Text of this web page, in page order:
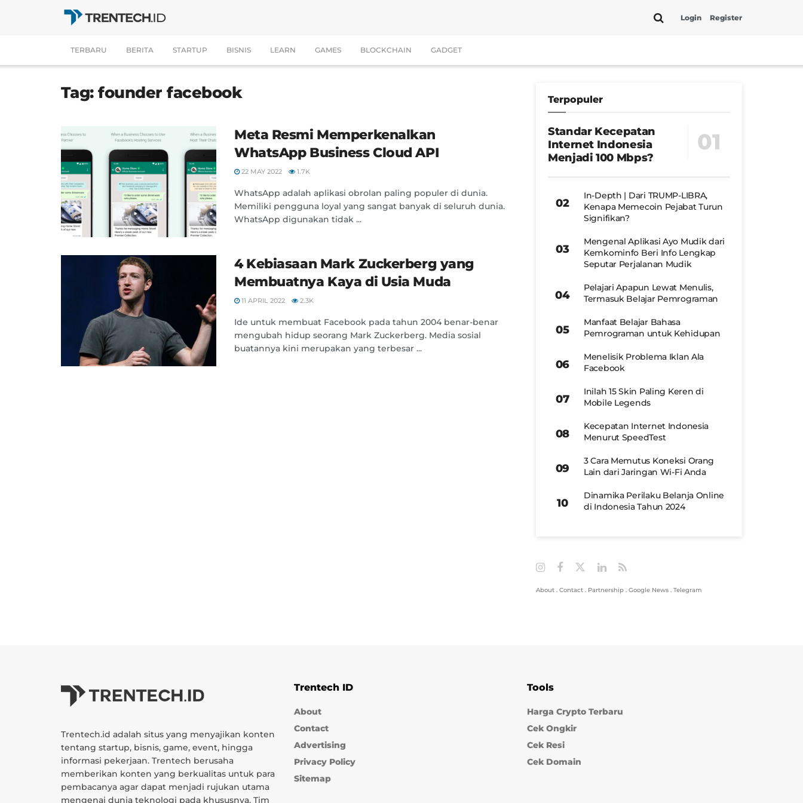
Login Register
TERBARU BERITA STARTUP BISNIS LEARN GAMES BLOCKCHAIN GADGET
Tag:founder facebook
Meta Resmi Memperkenalkan
WhatsApp Business Cloud API
22 MAY 2022 1.7K
WhatsApp adalah aplikasi obrolan paling populer di dunia.
Memiliki pengguna loyal yang sangat banyak di seluruh dunia.
WhatsApp digunakan tidak ...
4 Kebiasaan Mark Zuckerberg yang
Membuatnya Kaya di Usia Muda
11 APRIL 2022 2.3K
Ide untuk membuat Facebook pada tahun 2004 benar-benar
mengubah hidup seorang Mark Zuckerberg. Media sosial
buatannya kini merupakan yang terbesar ...
Terpopuler
Standar Kecepatan
Internet Indonesia
Menjadi 100 Mbps?
In-Depth | Dari TRUMP-LIBRA,
Kenapa Memecoin Pejabat Turun
Signifikan?
Mengenal Aplikasi Ayo Mudik dari
Kemkominfo Beri Info Lengkap
Seputar Perjalanan Mudik
Pelajari Apapun Lewat Menulis,
Termasuk Belajar Pemrograman
Manfaat Belajar Bahasa
Pemrograman untuk Kehidupan
Menelisik Problema Iklan Ala
Facebook
Inilah 15 Skin Paling Keren di
Mobile Legends
Kecepatan Internet Indonesia
Menurut SpeedTest
3 Cara Memutus Koneksi Orang
Lain dari Jaringan Wi-Fi Anda
Dinamika Perilaku Belanja Online
di Indonesia Tahun 2024
About . Contact . Partnership . Google News . Telegram
Trentech.id adalah situs yang menyajikan konten
tentang startup, bisnis, game, event, hingga
informasi pekerjaan. Trentech berusaha
memberikan konten yang berkualitas untuk para
pembacanya agar dapat menjadi rujukan utama
mengenai dunia teknologi pada khususnya. Tim
Trentech ID
About
Contact
Advertising
Privacy Policy
Sitemap
Tools
Harga Crypto Terbaru
Cek Ongkir
Cek Resi
Cek Domain